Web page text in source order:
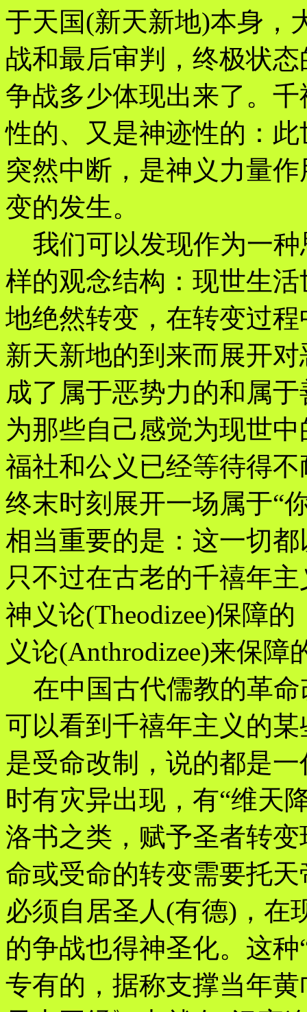
于天国(新天新地)本身，
战和最后审判，终极状
争战多少体现出来了。
性的、又是神迹性的：
突然中断，是神义力量
变的发生。
我们可以发现作为一
样的观念结构：现世生
地绝然转变，在转变过
新天新地的到来而展开
成了属于恶势力的和属
为那些自己感觉为现世
福社和公义已经等待得
终末时刻展开一场属于“
相当重要的是：这一切
只不过在古老的千禧年
神义论(Theodizee)保障
义论(Anthrodizee)来保障
在中国古代儒教的革
可以看到千禧年主义的
是受命改制，说的都是
时有灾异出现，有“维天
洛书之类，赋予圣者转
命或受命的转变需要托
必须自居圣人(有德)，在
的争战也得神圣化。这
专有的，据称支撑当年